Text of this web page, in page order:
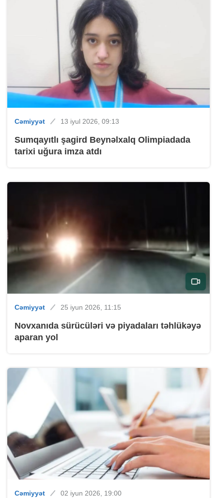
Cəmiyyət 13 iyul 2026, 09:13
Sumqayıtlı şagird Beynəlxalq Olimpiadada
tarixi uğura imza atdı
Cəmiyyət 25 iyun 2026, 11:15
Novxanıda sürücüləri və piyadaları təhlükəyə
aparan yol
Cəmiyyət 02 iyun 2026, 19:00